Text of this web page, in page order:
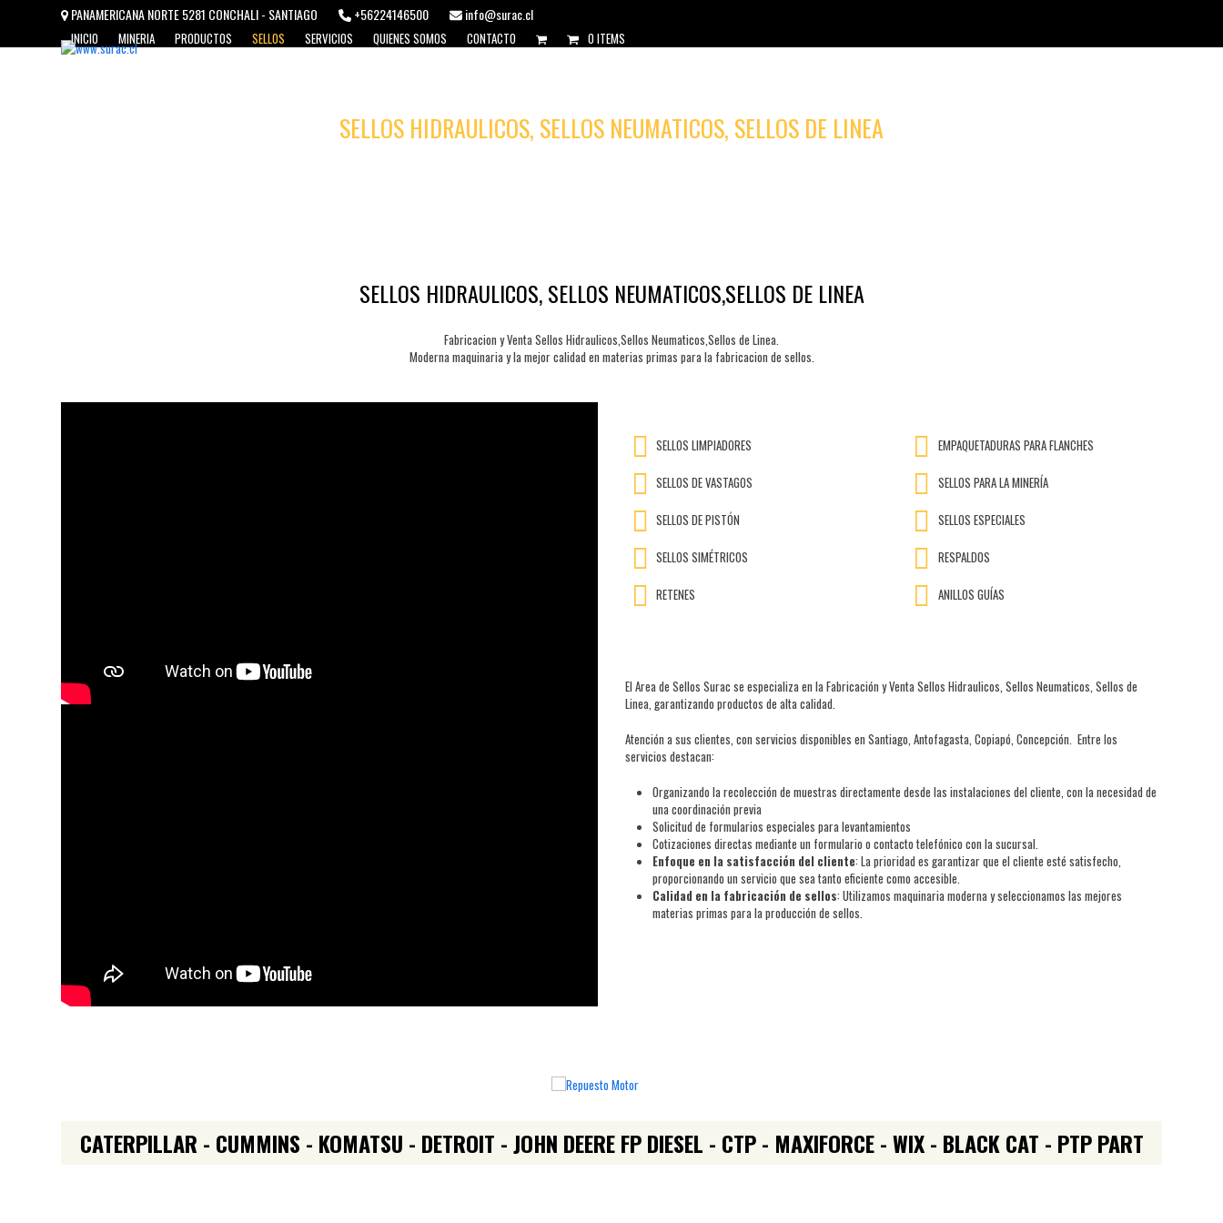
PANAMERICANA NORTE 5281 CONCHALI - SANTIAGO +56224146500 info@surac.cl
INICIO MINERIA PRODUCTOS SELLOS SERVICIOS QUIENES SOMOS CONTACTO 0 ITEMS
SELLOS HIDRAULICOS, SELLOS NEUMATICOS, SELLOS DE LINEA
SELLOS HIDRAULICOS, SELLOS NEUMATICOS,SELLOS DE LINEA
Fabricacion y Venta Sellos Hidraulicos,Sellos Neumaticos,Sellos de Linea.
Moderna maquinaria y la mejor calidad en materias primas para la fabricacion de sellos.
SELLOS LIMPIADORES
SELLOS DE VASTAGOS
SELLOS DE PISTÓN
SELLOS SIMÉTRICOS
RETENES
EMPAQUETADURAS PARA FLANCHES
SELLOS PARA LA MINERÍA
SELLOS ESPECIALES
RESPALDOS
ANILLOS GUÍAS
El Area de Sellos Surac se especializa en la Fabricación y Venta Sellos Hidraulicos, Sellos Neumaticos, Sellos de
Linea, garantizando productos de alta calidad.
Atención a sus clientes, con servicios disponibles en Santiago, Antofagasta, Copiapó, Concepción. Entre los
servicios destacan:
Organizando la recolección de muestras directamente desde las instalaciones del cliente, con la necesidad de
una coordinación previa
Solicitud de formularios especiales para levantamientos
Cotizaciones directas mediante un formulario o contacto telefónico con la sucursal.
Enfoque en la satisfacción del cliente: La prioridad es garantizar que el cliente esté satisfecho,
proporcionando un servicio que sea tanto eficiente como accesible.
Calidad en la fabricación de sellos: Utilizamos maquinaria moderna y seleccionamos las mejores
materias primas para la producción de sellos.
CATERPILLAR - CUMMINS - KOMATSU - DETROIT - JOHN DEERE FP DIESEL - CTP - MAXIFORCE - WIX - BLACK CAT - PTP PART